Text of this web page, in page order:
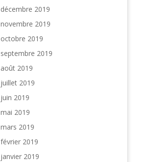
décembre 2019
novembre 2019
octobre 2019
septembre 2019
août 2019
juillet 2019
juin 2019
mai 2019
mars 2019
février 2019
janvier 2019